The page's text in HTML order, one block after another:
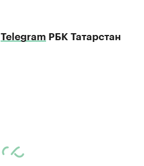
Telegram РБК Татарстан